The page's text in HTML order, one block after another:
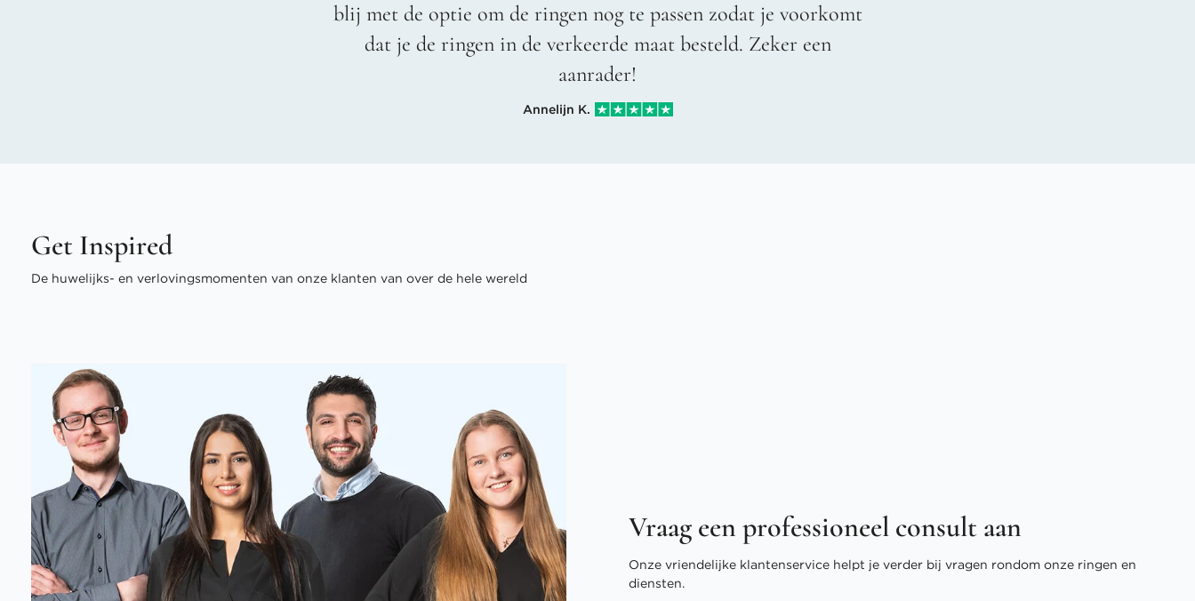
blij met de optie om de ringen nog te passen zodat je voorkomt
dat je de ringen in de verkeerde maat besteld. Zeker een
aanrader!
Annelijn K.
Get Inspired
De huwelijks- en verlovingsmomenten van onze klanten van over de hele wereld
Vraag een professioneel consult aan
Onze vriendelijke klantenservice helpt je verder bij vragen rondom onze ringen en
diensten.